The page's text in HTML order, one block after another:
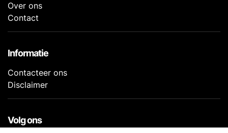
Over ons
Contact
Informatie
Contacteer ons
Disclaimer
Volg ons